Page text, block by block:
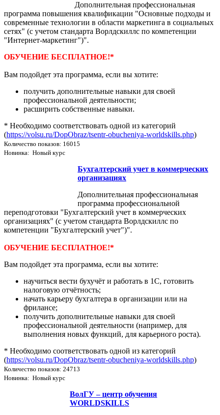
Дополнительная профессиональная
программа повышения квалификации "Основные подходы и
современные технологии в области маркетинга в социальных
сетях" (с учетом стандарта Ворлдскиллс по компетенции
"Интернет-маркетинг")".
ОБУЧЕНИЕ БЕСПЛАТНОЕ!*
Вам подойдет эта программа, если вы хотите:
получить дополнительные навыки для своей
профессиональной деятельности;
расширить собственные навыки.
* Необходимо соответствовать одной из категорий
(https://volsu.ru/DopObraz/tsentr-obucheniya-worldskills.php)
Количество показов: 16015
Новинка: Новый курс
Бухгалтерский учет в коммерческих
организациях
Дополнительная профессиональная
программа профессиональной
переподготовки "Бухгалтерский учет в коммерческих
организациях" (с учетом стандарта Ворлдскиллс по
компетенции "Бухгалтерский учет")".
ОБУЧЕНИЕ БЕСПЛАТНОЕ!*
Вам подойдет эта программа, если вы хотите:
научиться вести бухучёт и работать в 1С, готовить
налоговую отчётность;
начать карьеру бухгалтера в организации или на
фрилансе;
получить дополнительные навыки для своей
профессиональной деятельности (например, для
выполнения новых функций, для карьерного роста).
* Необходимо соответствовать одной из категорий
(https://volsu.ru/DopObraz/tsentr-obucheniya-worldskills.php)
Количество показов: 24713
Новинка: Новый курс
ВолГУ – центр обучения
WORLDSKILLS